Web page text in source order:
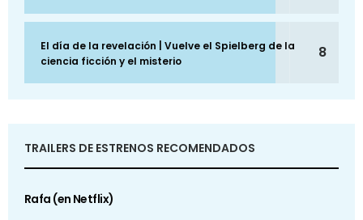
El día de la revelación | Vuelve el Spielberg de la
ciencia ficción y el misterio
8
TRAILERS DE ESTRENOS RECOMENDADOS
Rafa (en Netflix)